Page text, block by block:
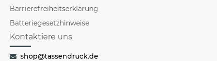
Barrierefreiheitserklärung
Batteriegesetzhinweise
Kontaktiere uns
shop@tassendruck.de